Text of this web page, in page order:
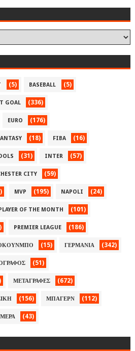
(5) BASEBALL (5)
GOAL (336)
EURO (176)
(18) FIBA (16)
(31) INTER (57)
CITY (59)
MVP (195) NAPOLI (24)
PLAYER OF THE MONTH (101)
PREMIER LEAGUE (186)
(15) ΓΕΡΜΑΝΙΑ (342)
(51)
ΜΕΤΑΓΡΑΦΕΣ (672)
(156) ΜΠΑΓΕΡΝ (112)
(43)